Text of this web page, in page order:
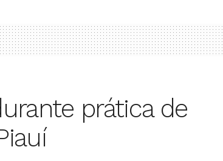
prática de